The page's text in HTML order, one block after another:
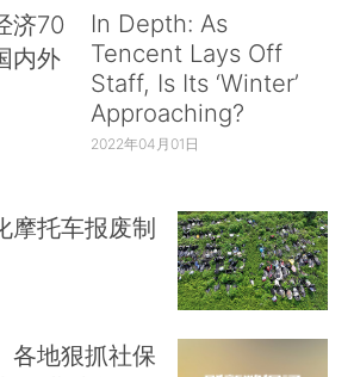
济70
内外
In Depth: As
Tencent Lays Off
Staff, Is Its ‘Winter’
Approaching?
2022年04月01日
摩托车报废制
各地狠抓社保